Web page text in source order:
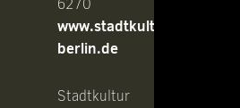
6270
www.stadtkultur-
berlin.de
Stadtkultur